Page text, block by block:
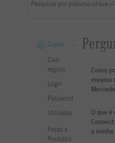
Pesquisar por palavras-chave
Conta
Criar
registo
Login
Password
Utilizador
Peças e
Produtos
Como
mesmo
O que é
a